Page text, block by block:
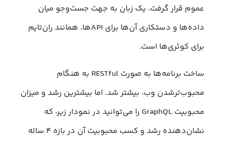
عموم قرار گرفت، یک زبان به جهت جست‌وجو میان
داده‌ها و دستکاری آن‌ها برای APIها، همانند ران‌تایم
برای کوئری‌ها است.
ساخت برنامه‌ها به صورت RESTful به هنگام
محبوب‌ترشدن وب، بیشتر شد. اما بیشترین رشد و میزان
محبوبیت GraphQL را می‌توانید در نمودار زیر، که
نشان‌دهنده رشد و کسب محبوبیت آن در بازه ۴ ساله